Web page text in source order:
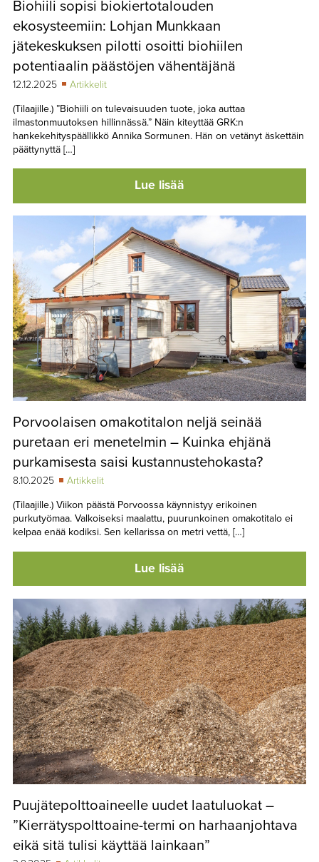
TAPAHTUMAT
YHTEYSTIEDOT
Biohiili sopisi biokiertotalouden
ekosysteemiin: Lohjan Munkkaan
jätekeskuksen pilotti osoitti biohiilen
potentiaalin päästöjen vähentäjänä
12.12.2025
Artikkelit
(Tilaajille.) ”Biohiili on tulevaisuuden tuote, joka auttaa
ilmastonmuutoksen hillinnässä.” Näin kiteyttää GRK:n
hankekehityspäällikkö Annika Sormunen. Hän on vetänyt äskettäin
päättynyttä […]
Lue lisää
Porvoolaisen omakotitalon neljä seinää
puretaan eri menetelmin – Kuinka ehjänä
purkamisesta saisi kustannustehokasta?
8.10.2025
Artikkelit
(Tilaajille.) Viikon päästä Porvoossa käynnistyy erikoinen
purkutyömaa. Valkoiseksi maalattu, puurunkoinen omakotitalo ei
kelpaa enää kodiksi. Sen kellarissa on metri vettä, […]
Lue lisää
Puujätepolttoaineelle uudet laatuluokat –
”Kierrätyspolttoaine-termi on harhaanjohtava
eikä sitä tulisi käyttää lainkaan”